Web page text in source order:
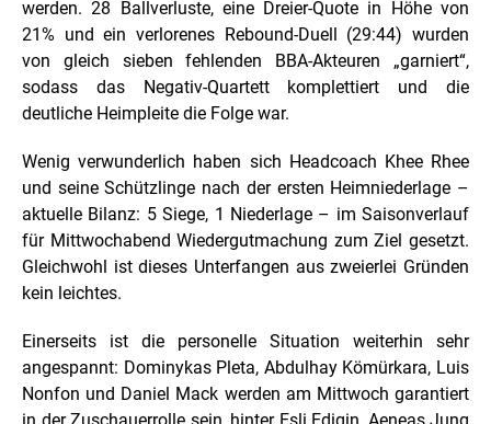
werden. 28 Ballverluste, eine Dreier-Quote in Höhe von
21% und ein verlorenes Rebound-Duell (29:44) wurden
von gleich sieben fehlenden BBA-Akteuren „garniert“,
sodass das Negativ-Quartett komplettiert und die
deutliche Heimpleite die Folge war.
Wenig verwunderlich haben sich Headcoach Khee Rhee
und seine Schützlinge nach der ersten Heimniederlage –
aktuelle Bilanz: 5 Siege, 1 Niederlage – im Saisonverlauf
für Mittwochabend Wiedergutmachung zum Ziel gesetzt.
Gleichwohl ist dieses Unterfangen aus zweierlei Gründen
kein leichtes.
Einerseits ist die personelle Situation weiterhin sehr
angespannt: Dominykas Pleta, Abdulhay Kömürkara, Luis
Nonfon und Daniel Mack werden am Mittwoch garantiert
in der Zuschauerrolle sein, hinter Esli Edigin, Aeneas Jung